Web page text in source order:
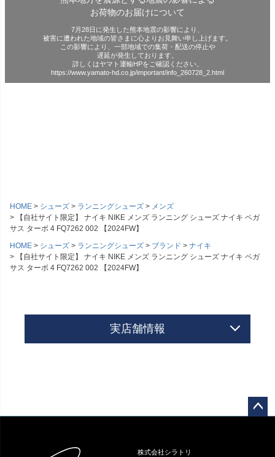
お荷物のお届けについて
7月28日に発生した熊本地震の影響により、
被害に遭われた地域の皆さまに心よりお見舞い申し上げます。
この影響により、一部地域での集荷・配送の停止や
遅延が発生しております。
詳しくはヤマト運輸HPをご確認ください。
https://www.yamato-hd.co.jp/important/info_260728_2.html
HOME シューズ ランニングシューズ
メンズ
【自社サイト限定】 ナイキ NIKE メンズ ランニング シューズ ナイキ ペガ
サス ターボ 4 FQ7262 002 【2024FW】
HOME
シューズ ランニングシューズ ブランド
ナイキ
【自社サイト限定】 ナイキ NIKE メンズ ランニング シューズ ナイキ ペガ
サス ターボ 4 FQ7262 002 【2024FW】
実店舗情報
株式会社シラトリ